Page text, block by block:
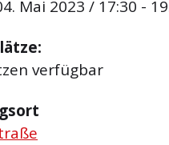
Mai 2023 / 17:30 -
verfügbar